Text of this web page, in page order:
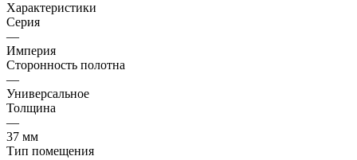
Характеристики
Серия
—
Империя
Сторонность полотна
—
Универсальное
Толщина
—
37 мм
Тип помещения